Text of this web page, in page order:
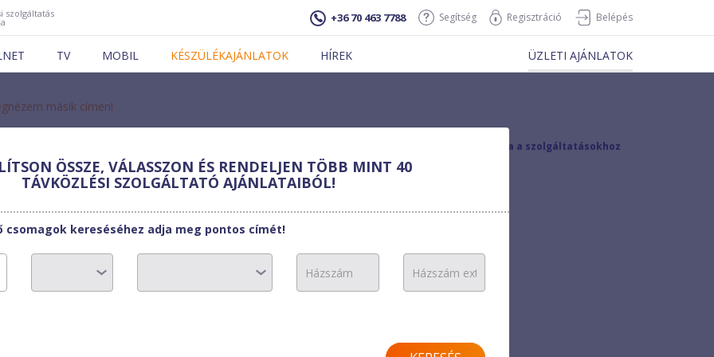
szolgáltatás +36 70 463 7788 Segítség Regisztráció Belépés
TV MOBIL KÉSZÜLÉKAJÁNLATOK HÍREK ÜZLETI AJÁNLATOK
másik címen!
vissza a szolgáltatásokhoz
20000 Ft
15000 Ft
A bekötési díj.
ÖSSZE, VÁLASSZON ÉS RENDELJEN TÖBB MINT 40
TÁVKÖZLÉSI SZOLGÁLTATÓ AJÁNLATAIBÓL!
csomagok kereséséhez adja meg pontos címét!